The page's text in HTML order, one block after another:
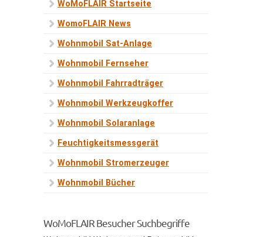
WoMoFLAIR Startseite
WomoFLAIR News
Wohnmobil Sat-Anlage
Wohnmobil Fernseher
Wohnmobil Fahrradträger
Wohnmobil Werkzeugkoffer
Wohnmobil Solaranlage
Feuchtigkeitsmessgerät
Wohnmobil Stromerzeuger
Wohnmobil Bücher
WoMoFLAIR Besucher Suchbegriffe